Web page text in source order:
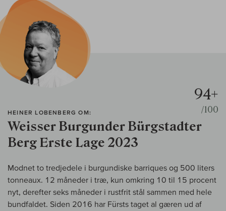
HEINER LOBENBERG OM:
Weisser Burgunder Bürgstadter
Berg Erste Lage 2023
94+
/100
Modnet to tredjedele i burgundiske barriques og 500 liters
tonneaux. 12 måneder i træ, kun omkring 10 til 15 procent
nyt, derefter seks måneder i rustfrit stål sammen med hele
bundfaldet. Siden 2016 har Fürsts taget al gæren ud af